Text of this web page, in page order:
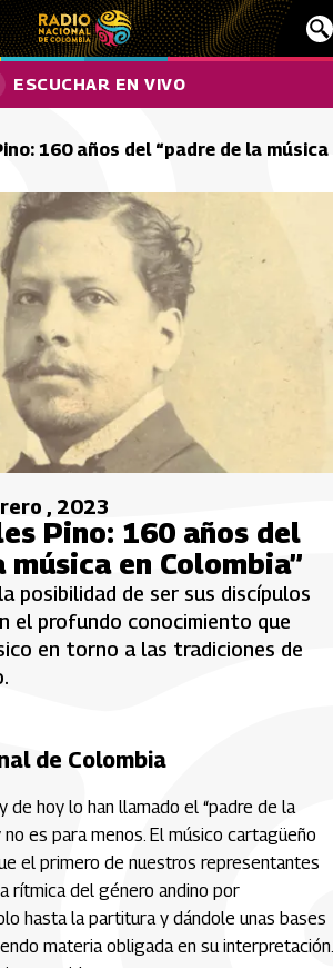
ESCUCHAR EN VIVO
160 años del “padre de la música
, 2023
Pino: 160 años del
música en Colombia”
posibilidad de ser sus discípulos
el profundo conocimiento que
en torno a las tradiciones de
de Colombia
de hoy lo han llamado el “padre de la
no es para menos. El músico cartagüeño
el primero de nuestros representantes
rítmica del género andino por
hasta la partitura y dándole unas bases
materia obligada en su interpretación.